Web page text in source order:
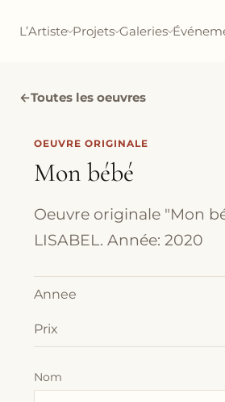
L’Artiste Projets Galeries
←Toutes les oeuvres
OEUVRE ORIGINALE
Mon bébé
Oeuvre originale "Mon
LISABEL. Année: 2020
Annee
Prix
Nom